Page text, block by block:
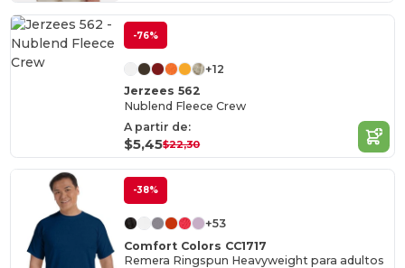
-76%
+12
Jerzees 562
Nublend Fleece Crew
A partir de:
$5,45$22,30
-38%
+53
Comfort Colors CC1717
Remera Ringspun Heavyweight para adultos